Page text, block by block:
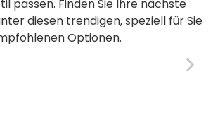
passen. Finden Sie Ihre nächste
diesen trendigen, speziell für Sie
Optionen.